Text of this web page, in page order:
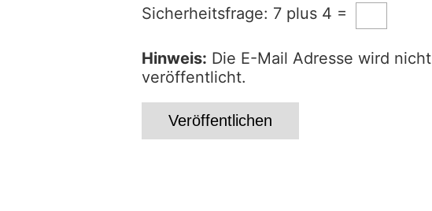
Sicherheitsfrage: 7 plus 4 =
Hinweis: Die E-Mail Adresse wird nicht
veröffentlicht.